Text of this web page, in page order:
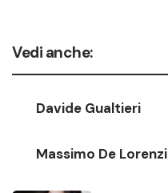
Vedi anche:
Davide Gualtieri
Massimo De Lorenzi